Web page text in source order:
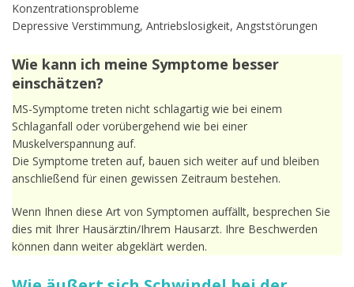
Konzentrationsprobleme
Depressive Verstimmung, Antriebslosigkeit, Angststörungen
Wie kann ich meine Symptome besser
einschätzen?
MS-Symptome treten nicht schlagartig wie bei einem
Schlaganfall oder vorübergehend wie bei einer
Muskelverspannung auf.
Die Symptome treten auf, bauen sich weiter auf und bleiben
anschließend für einen gewissen Zeitraum bestehen.
Wenn Ihnen diese Art von Symptomen auffällt, besprechen Sie
dies mit Ihrer Hausärztin/Ihrem Hausarzt. Ihre Beschwerden
können dann weiter abgeklärt werden.